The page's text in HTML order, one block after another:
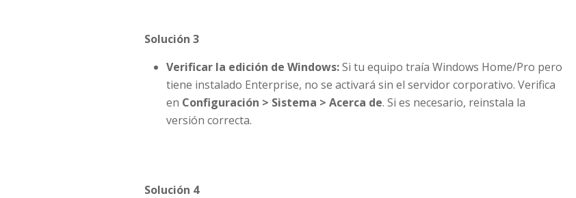
Solución 3
Verificar la edición de Windows:Si tu equipo traía Windows Home/Pro pero
tiene instalado Enterprise, no se activará sin el servidor corporativo. Verifica
en Configuración > Sistema > Acerca de. Si es necesario, reinstala la
versión correcta.
Solución 4